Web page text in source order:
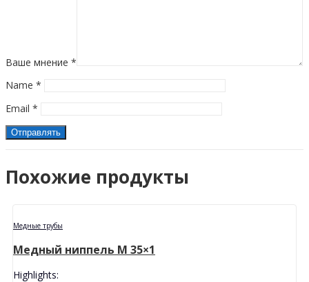
Ваше мнение *
Name *
Email *
Похожие продукты
Медные трубы
Медный ниппель M 35×1
Highlights: